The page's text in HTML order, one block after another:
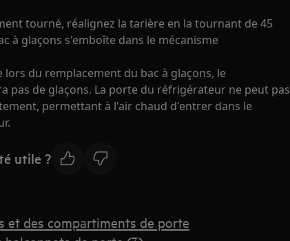
tourné, réalignez la tarière en la tournant de 45
à glaçons s'emboîte dans le mécanisme
lors du remplacement du bac à glaçons, le
pas de glaçons. La porte du réfrigérateur ne peut pas
permettant à l'air chaud d'entrer dans le
utile ?
et des compartiments de porte